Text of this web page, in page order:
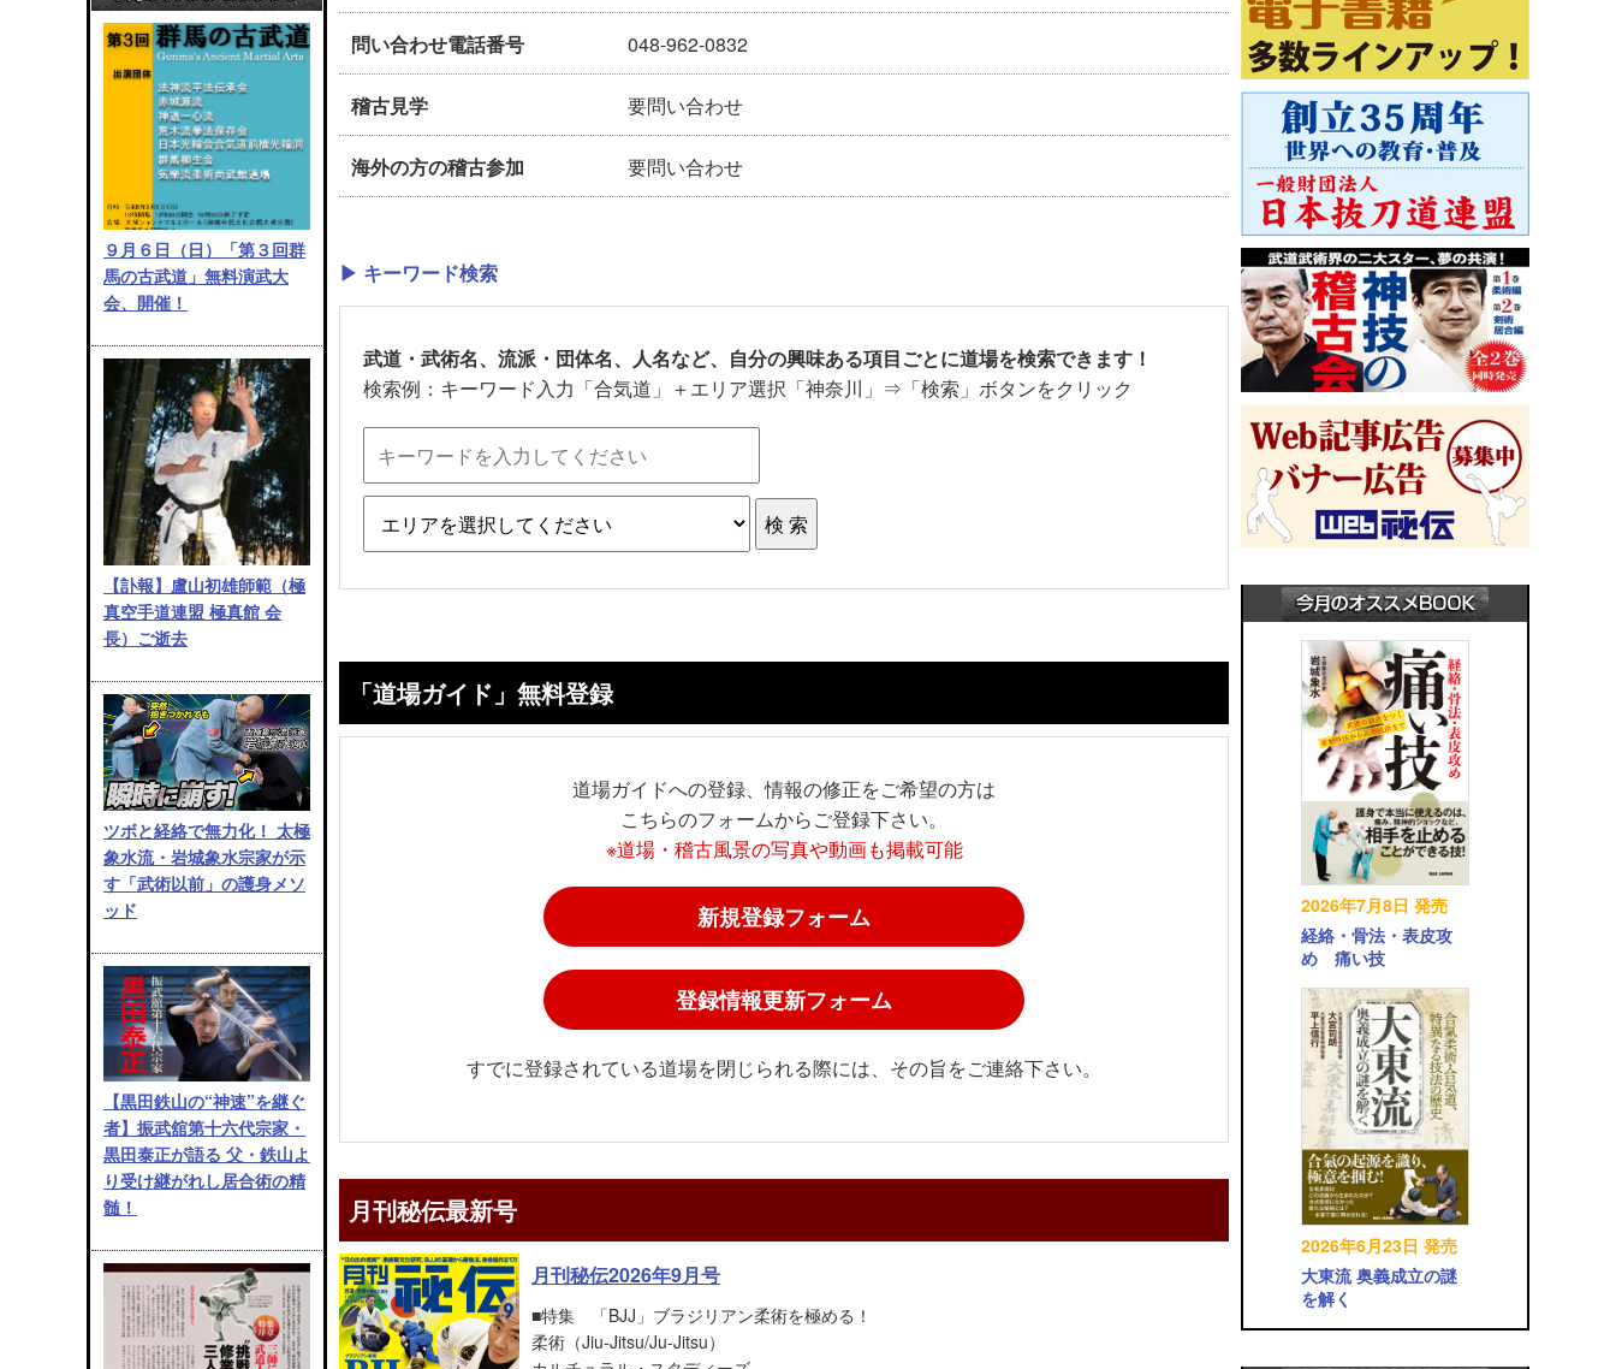
９月６日（日）「第３回群
馬の古武道」無料演武大
会、開催！
【訃報】盧山初雄師範（極
真空手道連盟 極真館 会
長）ご逝去
ツボと経絡で無力化！ 太極
象水流・岩城象水宗家が示
す「武術以前」の護身メソ
ッド
【黒田鉄山の“神速”を継ぐ
者】振武舘第十六代宗家・
黒田泰正が語る 父・鉄山よ
り受け継がれし居合術の精
髄！
問い合わせ電話番号 048-962-0832
稽古見学 要問い合わせ
海外の方の稽古参加 要問い合わせ
▶ キーワード検索
武道・武術名、流派・団体名、人名など、自分の興味ある項目ごとに道場を検索できます！
検索例：キーワード入力「合気道」＋エリア選択「神奈川」⇒「検索」ボタンをクリック
「道場ガイド」無料登録
道場ガイドへの登録、情報の修正をご希望の方は
こちらのフォームからご登録下さい。
※道場・稽古風景の写真や動画も掲載可能
新規登録フォーム
登録情報更新フォーム
すでに登録されている道場を閉じられる際には、その旨をご連絡下さい。
月刊秘伝最新号
月刊秘伝2026年9月号
■特集 「BJJ」ブラジリアン柔術を極める！
柔術（Jiu-Jitsu/Ju-Jitsu）
2026年7月8日 発売
経絡・骨法・表皮攻
め 痛い技
2026年6月23日 発売
大東流 奥義成立の謎
を解く